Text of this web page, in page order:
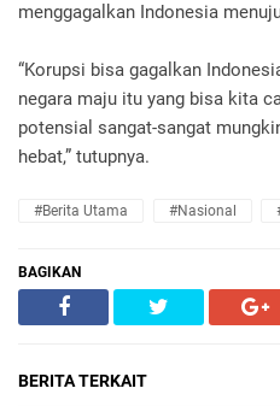
menggagalkan Indonesia
“Korupsi bisa gagalkan
negara maju itu yang bisa kita
potensial sangat-sangat
hebat,” tutupnya.
#Berita Utama #Nasional
BAGIKAN
BERITA TERKAIT